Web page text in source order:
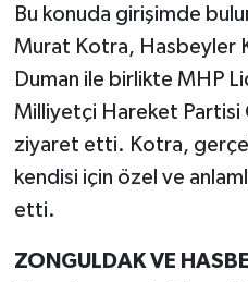
Bu konuda girişimde
Murat Kotra, Hasbeyler
Duman ile birlikte MHP
Milliyetçi Hareket Partisi
ziyaret etti. Kotra,
kendisi için özel ve
etti.
ZONGULDAK VE